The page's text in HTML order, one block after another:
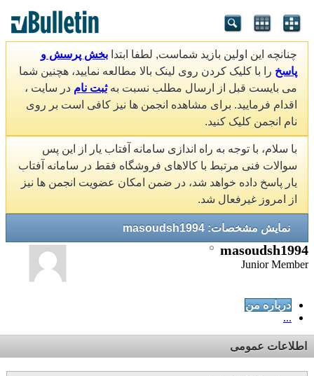
چنانچه این اولین بازید شماست, لطفا ابتدا بخش پرسش و
پاسخ را با کلیک کردن روی لینک بالا مطالعه نمایید، هچنین شما
می بایست قبل از ارسال مطلب نسبت بهثبت نام در سایت ،
اقدام فرمایید. برای مشاهده انجمن ها نیز کافی است بر روی
نام انجمن کلیک کنید.
با سلام، با توجه به راه اندازی سامانه آفتاب یار از این پس
سوالات فنی مرتبط با کالاهای فروشگاه فقط در سامانه آفتاب
یار پاسخ داده خواهد شد، در ضمن امکان عضویت انجمن ها نیز
از امروز غیرفعال شد.
نمایش مشخصات: masoudsh1994
masoudsh1994
Junior Member
درباره من
...
اطلاعات عمومی